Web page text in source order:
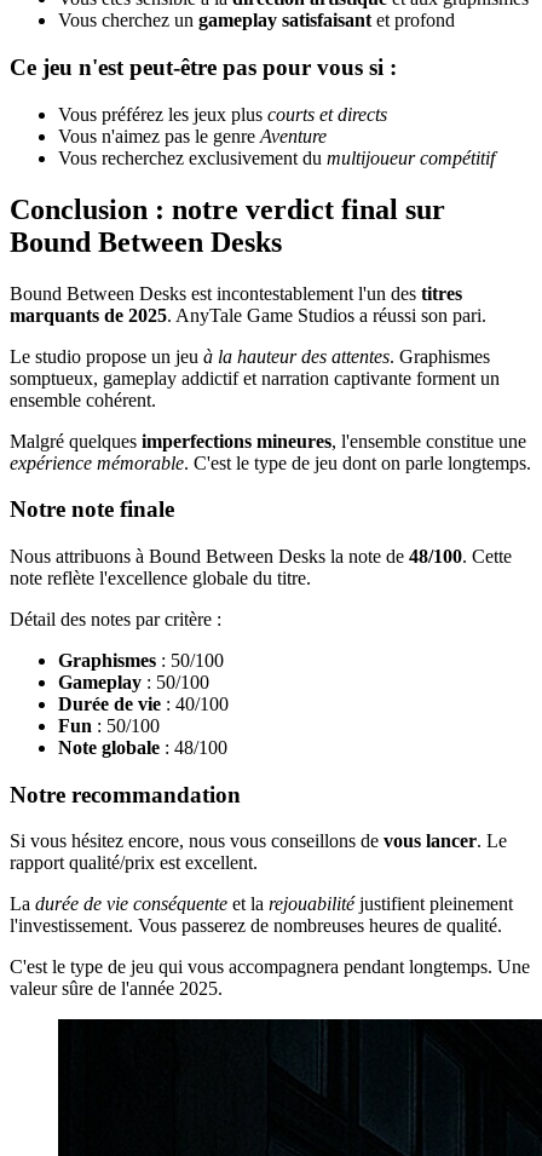
Vous cherchez un gameplay satisfaisant et profond
Ce jeu n'est peut-être pas pour vous si :
Vous préférez les jeux plus courts et directs
Vous n'aimez pas le genre Aventure
Vous recherchez exclusivement du multijoueur compétitif
Conclusion : notre verdict final sur
Bound Between Desks
Bound Between Desks est incontestablement l'un des titres
marquants de 2025. AnyTale Game Studios a réussi son pari.
Le studio propose un jeu à la hauteur des attentes. Graphismes
somptueux, gameplay addictif et narration captivante forment un
ensemble cohérent.
Malgré quelques imperfections mineures, l'ensemble constitue une
expérience mémorable. C'est le type de jeu dont on parle longtemps.
Notre note finale
Nous attribuons à Bound Between Desks la note de 48/100. Cette
note reflète l'excellence globale du titre.
Détail des notes par critère :
Graphismes : 50/100
Gameplay : 50/100
Durée de vie : 40/100
Fun : 50/100
Note globale : 48/100
Notre recommandation
Si vous hésitez encore, nous vous conseillons de vous lancer. Le
rapport qualité/prix est excellent.
La durée de vie conséquente et la rejouabilitéjustifient pleinement
l'investissement. Vous passerez de nombreuses heures de qualité.
C'est le type de jeu qui vous accompagnera pendant longtemps. Une
valeur sûre de l'année 2025.